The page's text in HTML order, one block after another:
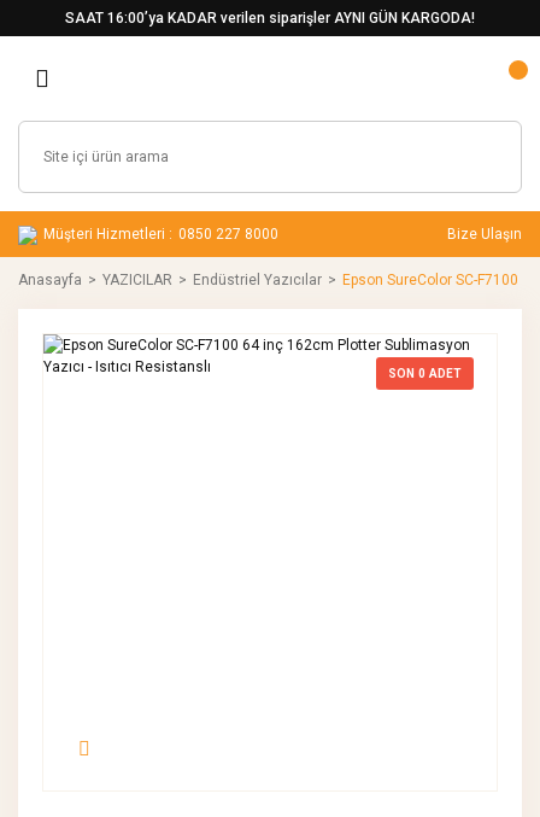
SAAT 16:00’ya KADAR verilen siparişler AYNI GÜN KARGODA!
Müşteri Hizmetleri : 0850 227 8000 Bize Ulaşın
Anasayfa YAZICILAR Endüstriel Yazıcılar Epson SureColor SC-F7100
SON 0 ADET